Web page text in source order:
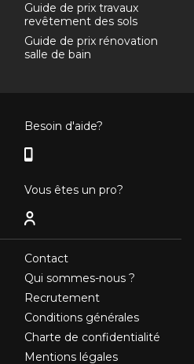
Guide de prix travaux
revêtement des sols
Guide de prix rénovation
salle de bain
Contact
Qui sommes-nous ?
Recrutement
Conditions générales
Charte de confidentialité
Mentions légales
Besoin d'aide?
Vous êtes un pro?